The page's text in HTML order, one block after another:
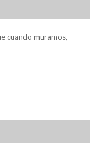
cuando muramos,